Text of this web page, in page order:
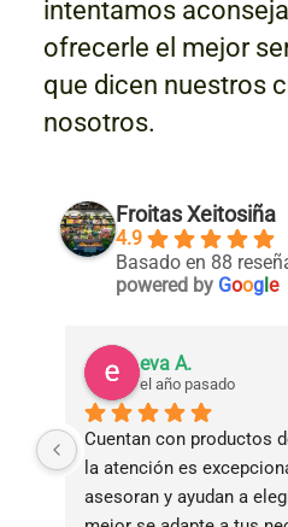
intentamos
ofrecerle el mejor
que dicen nuestros
nosotros.
Froitas Xeitosiña
4.9
Basado en 88
powered by Google
eva A.
el año pasado
Cuentan con productos
la atención es
asesoran y ayudan a